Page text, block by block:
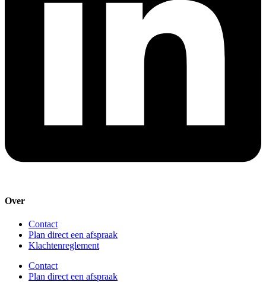
Over
Contact
Plan direct een afspraak
Klachtenreglement
Contact
Plan direct een afspraak